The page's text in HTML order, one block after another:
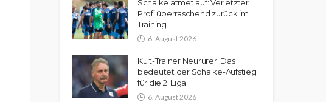
Schalke atmet auf: Verletzter
Profi überraschend zurück im
Training
6. August 2026
Kult-Trainer Neururer: Das
bedeutet der Schalke-Aufstieg
für die 2. Liga
6. August 2026